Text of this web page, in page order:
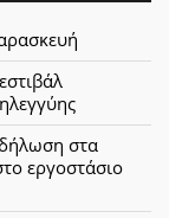
στα
εργοστάσιο